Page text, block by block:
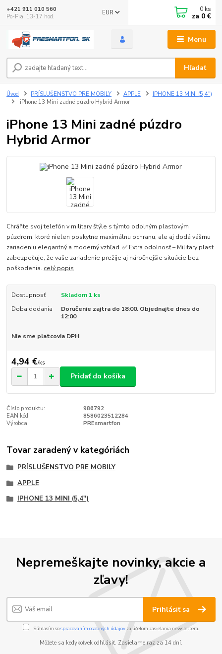
Menu
EUR
Hľadať
+421 911 010 560
Po-Pia, 13-17 hod.
0 ks
za 0 €
Úvod PRÍSLUŠENSTVO PRE MOBILY APPLE
IPHONE 13 MINI (5,4")
iPhone 13 Mini zadné púzdro Hybrid Armor
iPhone 13 Mini zadné púzdro
Hybrid Armor
Chráňte svoj telefón v military štýle s týmto odolným plastovým
púzdrom, ktoré nielen poskytne maximálnu ochranu, ale aj dodá vášmu
zariadeniu elegantný a moderný vzhľad. ✅ Extra odolnosť – Military plast
zabezpečuje, že vaše zariadenie prežije aj náročnejšie situácie bez
poškodenia. celý popis
Dostupnosť
Skladom 1 ks
Doba dodania
Doručenie zajtra do 18:00. Objednajte dnes do
12:00
Nie sme platcovia DPH
4,94 €/ks
Pridať do košíka
Číslo produktu:
986792
EAN kód:
8586023512284
Výrobca:
PREsmartfon
Tovar zaradený v kategóriách
PRÍSLUŠENSTVO PRE MOBILY
APPLE
IPHONE 13 MINI (5,4")
Nepremeškajte novinky, akcie a
zľavy!
Prihlásiť sa
Súhlasím sospracovaním osobných údajov za účelom zasielania newslettera.
Môžete sa kedykoľvek odhlásiť. Zasielame raz za 14 dní.